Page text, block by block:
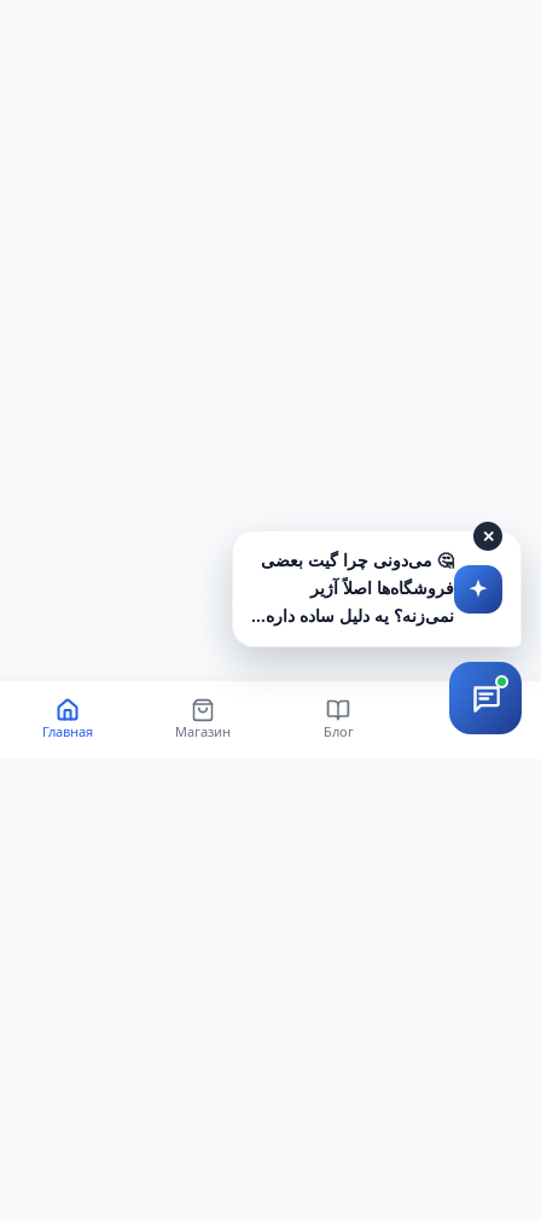
Главная Магазин Блог
✕
🤔 می‌دونی چرا گیت بعضی
فروشگاه‌ها اصلاً آژیر
نمی‌زنه؟ یه دلیل ساده داره...